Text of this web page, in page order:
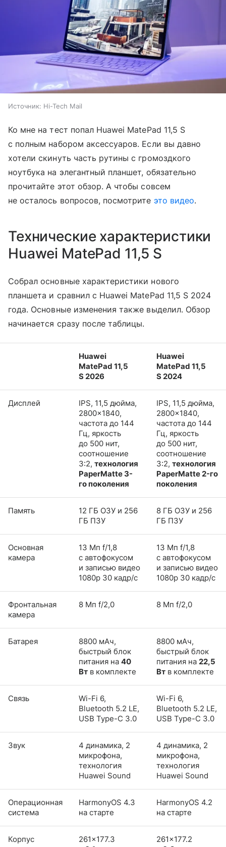
Источник: Hi-Tech Mail
Ко мне на тест попал Huawei MatePad 11,5 S
с полным набором аксессуаров. Если вы давно
хотели скинуть часть рутины с громоздкого
ноутбука на элегантный планшет, обязательно
прочитайте этот обзор. А чтобы совсем
не осталось вопросов, посмотрите это видео.
Технические характеристики
Huawei MatePad 11,5 S
Собрал основные характеристики нового
планшета и сравнил с Huawei MatePad 11,5 S 2024
года. Основные изменения также выделил. Обзор
начинается сразу после таблицы.
Huawei
MatePad 11,5
S 2026
Huawei
MatePad 11,5
S 2024
Дисплей
IPS, 11,5 дюйма,
2800×1840,
частота до 144
Гц, яркость
до 500 нит,
соотношение
3:2, технология
PaperMatte 3-
го поколения
IPS, 11,5 дюйма,
2800×1840,
частота до 144
Гц, яркость
до 500 нит,
соотношение
3:2, технология
PaperMatte 2-го
поколения
Память
12 ГБ ОЗУ и 256
ГБ ПЗУ
8 ГБ ОЗУ и 256
ГБ ПЗУ
Основная
камера
13 Мп f/1,8
с автофокусом
и записью видео
1080p 30 кадр/с
13 Мп f/1,8
с автофокусом
и записью видео
1080p 30 кадр/с
Фронтальная
камера
8 Мп f/2,0 8 Мп f/2,0
Батарея
8800 мАч,
быстрый блок
питания на 40
Вт в комплекте
8800 мАч,
быстрый блок
питания на 22,5
Вт в комплекте
Связь
Wi-Fi 6,
Bluetooth 5.2 LE,
USB Type-C 3.0
Wi-Fi 6,
Bluetooth 5.2 LE,
USB Type-C 3.0
Звук
4 динамика, 2
микрофона,
технология
Huawei Sound
4 динамика, 2
микрофона,
технология
Huawei Sound
Операционная
система
HarmonyOS 4.3
на старте
HarmonyOS 4.2
на старте
Корпус
261×177.3
261×177.2